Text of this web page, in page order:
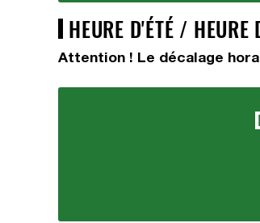
HEURE D'ÉTÉ / HEURE
Attention ! Le décalage